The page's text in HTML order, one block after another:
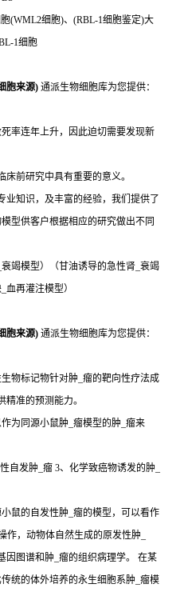
(WML2细胞)、(RBL-1细胞鉴定)大
1细胞
胞来源) 通派生物细胞库为您提供：
率连年上升，因此迫切需要发现新
前研究中具有重要的意义。
业知识，及丰富的经验，我们提供了
型供客户根据相应的研究做出不同
竭模型）（甘油诱导的急性肾_衰竭
再灌注模型）
胞来源) 通派生物细胞库为您提供：
物标记物针对肿_瘤的靶向性疗法成
准的预测能力。
为同源小鼠肿_瘤模型的肿_瘤来
自发肿_瘤 3、化学致癌物诱发的肿_
鼠的自发性肿_瘤的模型，可以看作
，动物体自然生成的原发性肿_
因图谱和肿_瘤的组织病理学。 在某
统的体外培养的永生细胞系肿_瘤模